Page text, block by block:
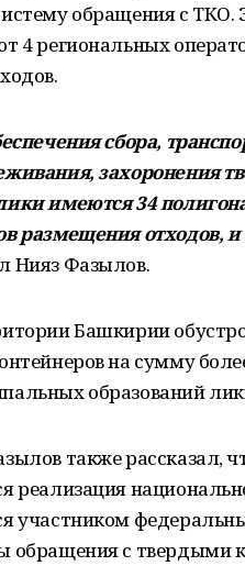
обращения с ТКО.
4 региональных
сбора,
захоронения
имеются 34
размещения отходов,
Нияз Фазылов.
Башкирии
на сумму
образований
также рассказал,
реализация
участником
обращения с твердыми